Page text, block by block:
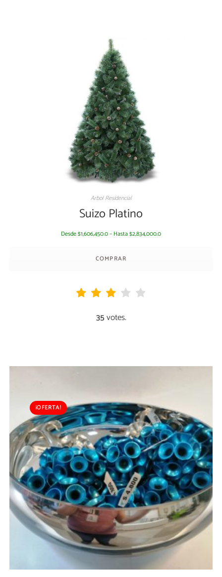
Arbol Residencial
Suizo Platino
Desde $1,606,450.0– Hasta $2,834,000.0
COMPRAR
35votes.
¡OFERTA!